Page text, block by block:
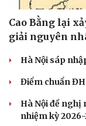
Cao Bằng lại
giải nguyên
Hà Nội sáp
Điểm chuẩn
Hà Nội đề nghị
nhiệm kỳ 2026-